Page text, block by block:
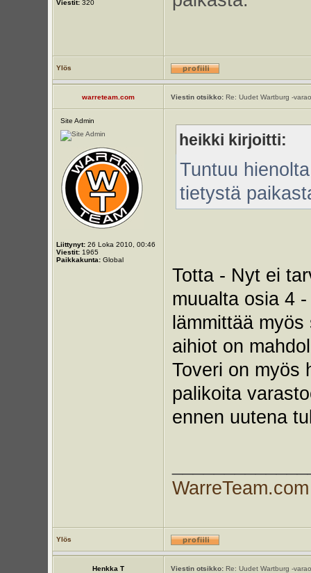
Viestit:320
Ylös
warreteam.com Viestin otsikko:Re: Uudet Wartburg -
Site Admin
Liittynyt:26 Loka 2010, 00:46
Viestit:1965
Paikkakunta:Global
heikki kirjoitti:
Tuntuu
tietystä
Totta - Nyt ei
muualta osia 4
lämmittää
aihiot on
Toveri on myös
palikoita
ennen uutena
WarreTeam.com
Ylös
Henkka T Viestin otsikko:Re: Uudet Wartburg -